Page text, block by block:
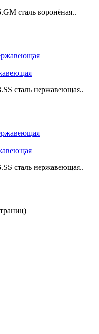
сталь воронёная..
сталь нержавеющая..
сталь нержавеющая..